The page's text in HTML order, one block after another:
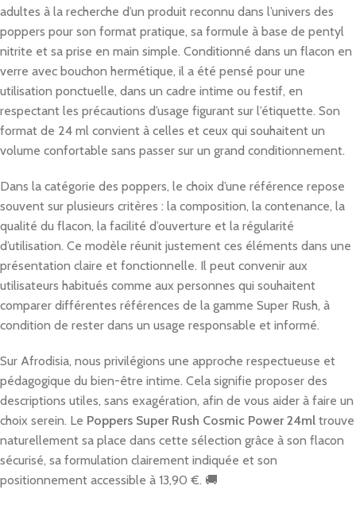
adultes à la recherche d’un produit reconnu dans l’univers des
poppers pour son format pratique, sa formule à base de pentyl
nitrite et sa prise en main simple. Conditionné dans un flacon en
verre avec bouchon hermétique, il a été pensé pour une
utilisation ponctuelle, dans un cadre intime ou festif, en
respectant les précautions d’usage figurant sur l’étiquette. Son
format de 24 ml convient à celles et ceux qui souhaitent un
volume confortable sans passer sur un grand conditionnement.
Dans la catégorie des poppers, le choix d’une référence repose
souvent sur plusieurs critères : la composition, la contenance, la
qualité du flacon, la facilité d’ouverture et la régularité
d’utilisation. Ce modèle réunit justement ces éléments dans une
présentation claire et fonctionnelle. Il peut convenir aux
utilisateurs habitués comme aux personnes qui souhaitent
comparer différentes références de la gamme Super Rush, à
condition de rester dans un usage responsable et informé.
Sur Afrodisia, nous privilégions une approche respectueuse et
pédagogique du bien-être intime. Cela signifie proposer des
descriptions utiles, sans exagération, afin de vous aider à faire un
choix serein. Le Poppers Super Rush Cosmic Power 24ml trouve
naturellement sa place dans cette sélection grâce à son flacon
sécurisé, sa formulation clairement indiquée et son
positionnement accessible à 13,90 €. 🚚